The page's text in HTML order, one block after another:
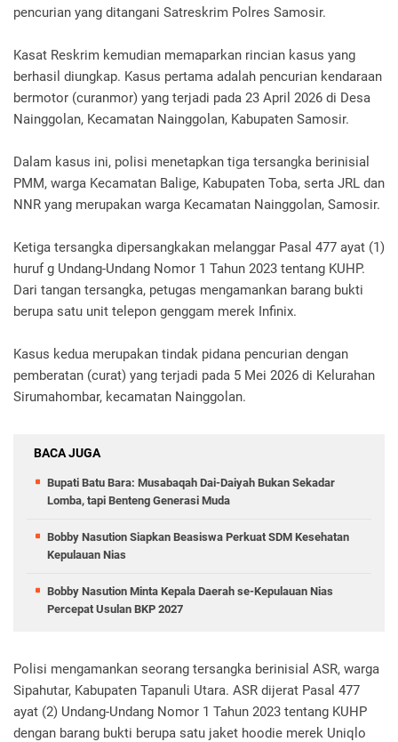
pencurian yang ditangani Satreskrim Polres Samosir.
Kasat Reskrim kemudian memaparkan rincian kasus yang
berhasil diungkap. Kasus pertama adalah pencurian kendaraan
bermotor (curanmor) yang terjadi pada 23 April 2026 di Desa
Nainggolan, Kecamatan Nainggolan, Kabupaten Samosir.
Dalam kasus ini, polisi menetapkan tiga tersangka berinisial
PMM, warga Kecamatan Balige, Kabupaten Toba, serta JRL dan
NNR yang merupakan warga Kecamatan Nainggolan, Samosir.
Ketiga tersangka dipersangkakan melanggar Pasal 477 ayat (1)
huruf g Undang-Undang Nomor 1 Tahun 2023 tentang KUHP.
Dari tangan tersangka, petugas mengamankan barang bukti
berupa satu unit telepon genggam merek Infinix.
Kasus kedua merupakan tindak pidana pencurian dengan
pemberatan (curat) yang terjadi pada 5 Mei 2026 di Kelurahan
Sirumahombar, kecamatan Nainggolan.
BACA JUGA
Bupati Batu Bara: Musabaqah Dai-Daiyah Bukan Sekadar
Lomba, tapi Benteng Generasi Muda
Bobby Nasution Siapkan Beasiswa Perkuat SDM Kesehatan
Kepulauan Nias
Bobby Nasution Minta Kepala Daerah se-Kepulauan Nias
Percepat Usulan BKP 2027
Polisi mengamankan seorang tersangka berinisial ASR, warga
Sipahutar, Kabupaten Tapanuli Utara. ASR dijerat Pasal 477
ayat (2) Undang-Undang Nomor 1 Tahun 2023 tentang KUHP
dengan barang bukti berupa satu jaket hoodie merek Uniqlo